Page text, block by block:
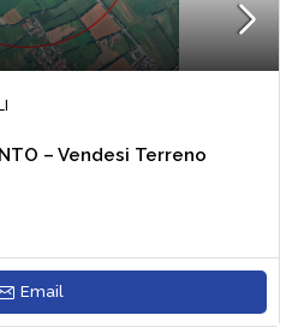
– Vendesi Terreno
Email